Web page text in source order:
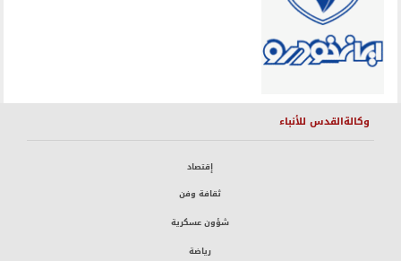
وكالةالقدس للأنباء
إقتصاد
ثقافة وفن
شؤون عسكرية
رياضة